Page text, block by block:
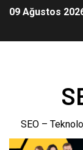
09 Ağustos
SEO –